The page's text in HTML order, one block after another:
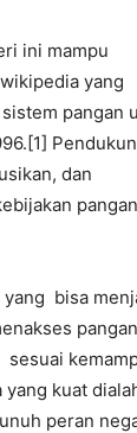
ini mampu
yang
pangan
dan
bisa
pangan
kuat
peran